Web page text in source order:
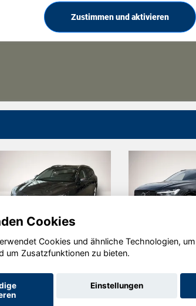
Zustimmen und aktivieren
Ford
Tourneo
Custom
Cookies
Cookies und ähnliche Technologien,
um Zusatzfunktionen zu bieten.
Einstellungen